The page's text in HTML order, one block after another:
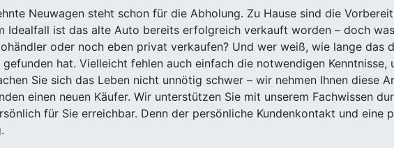
Neuwagen steht schon für die Abholung. Zu Hause sind die
Idealfall ist das alte Auto bereits erfolgreich verkauft worden – doch
oder noch eben privat verkaufen? Und wer weiß, wie lange das
hat. Vielleicht fehlen auch einfach die notwendigen Kenntnisse,
Sie sich das Leben nicht unnötig schwer – wir nehmen Ihnen diese
einen neuen Käufer. Wir unterstützen Sie mit unserem Fachwissen
für Sie erreichbar. Denn der persönliche Kundenkontakt und eine